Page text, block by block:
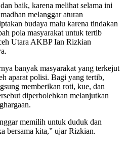
baik, karena melihat selama ini
melanggar aturan
budaya malu karena tindakan
pola masyarakat untuk tertib
Utara AKBP Ian Rizkian
banyak masyarakat yang terkejut
aparat polisi. Bagi yang tertib,
memberikan roti, kue, dan
diperbolehkan melanjutkan
memilih untuk duduk dan
bersama kita,” ujar Rizkian.